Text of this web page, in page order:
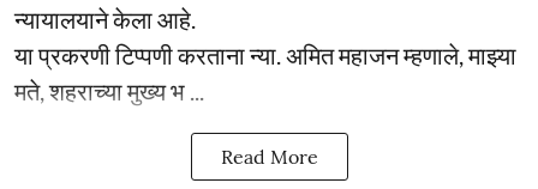
न्यायालयाने केला आहे.
या प्रकरणी टिप्पणी करताना न्या. अमित महाजन म्हणाले, माझ्या
मते, शहराच्या मुख्य भ ...
Read More